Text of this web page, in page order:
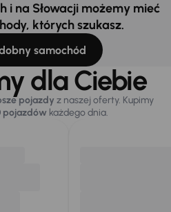
i na Słowacji możemy mieć
których szukasz.
samochód
dla Ciebie
pojazdy z naszej oferty. Kupimy
pojazdówkażdego dnia.